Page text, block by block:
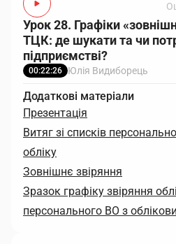
Урок 28. Графіки
ТЦК: де шукати та чи
підприємстві?
00:22:26 Юлія Видиборець
Додаткові матеріали
Презентація
Витяг зі списків
обліку
Зовнішнє звіряння
Зразок графіку звіряння
персонального ВО з